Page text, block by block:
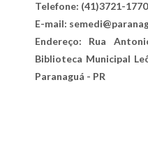
Telefone: (41)3721-1770
E-mail:
Endereço: Rua
Biblioteca Municipal
Paranaguá - PR